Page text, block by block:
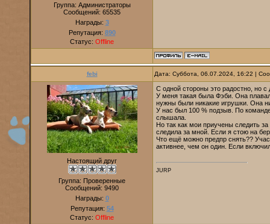
Группа: Администраторы
Сообщений: 65535
Награды: 3
Репутация: 890
Статус: Offline
febi Дата: Суббота, 06.07.2024, 16:22 |
Настоящий друг
Группа: Проверенные
Сообщений: 9490
Награды: 0
Репутация: 54
Статус: Offline
С одной стороны это радостно, но с
У меня такая была Фэби. Она
нужны были никакие игрушки. Она
У нас был 100 % подзыв. По
слышала.
Но так как мои приучены следить
следила за мной. Если я стою на
Что ещё можно предпр снять??
активнее, чем он один. Если
JURP